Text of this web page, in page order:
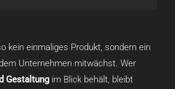
kein einmaliges Produkt, sondern ein
Unternehmen mitwächst. Wer
Gestaltung im Blick behält, bleibt